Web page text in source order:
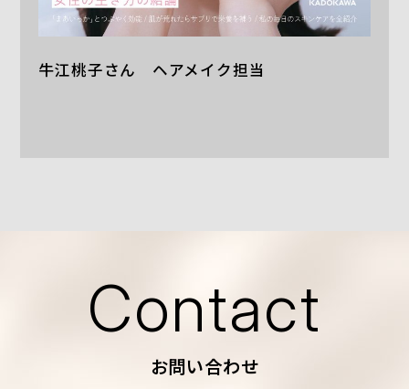
牛江桃子さん ヘアメイク担当
Contact
お問い合わせ